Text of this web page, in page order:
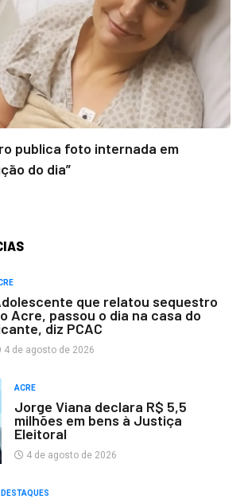
publica foto internada em
do dia”
que relatou sequestro
Acre, passou o dia na casa do
diz PCAC
4 de agosto de 2026
ACRE
Jorge Viana declara R$ 5,5
milhões em bens à Justiça
Eleitoral
4 de agosto de 2026
DESTAQUES